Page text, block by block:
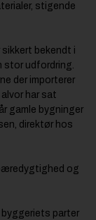
stigende
sikkert bekendt i
stor udfordring.
der importerer
har sat
gamle bygninger
direktør hos
og
byggeriets parter